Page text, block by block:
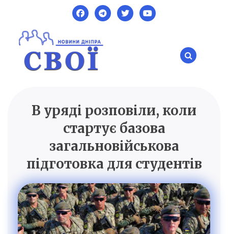
content
SVOI.DP.UA
Новини Дніпра
В уряді розповіли, коли
стартує базова
загальновійськова
підготовка для студентів